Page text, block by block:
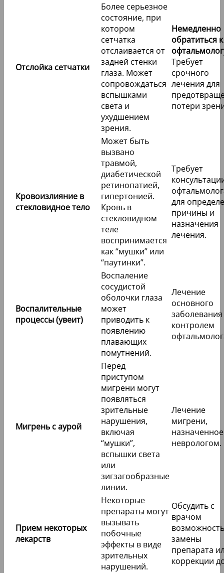
Отслойка сетчатки
Более серьезное
состояние, при
котором
сетчатка
отслаивается от
задней стенки
глаза. Может
сопровождаться
вспышками
света и
ухудшением
зрения.
Немедленно
обратиться к
Требует
срочного
лечения для
потери
Кровоизлияние в
стекловидное тело
Может быть
вызвано
травмой,
диабетической
ретинопатией,
гипертонией.
Кровь в
стекловидном
теле
воспринимается
как “мушки” или
“паутинки”.
Требует
для
причины и
назначения
лечения.
Воспалительные
процессы (увеит)
Воспаление
сосудистой
оболочки глаза
может
приводить к
появлению
плавающих
помутнений.
Лечение
основного
контролем
Мигрень с аурой
Перед
приступом
мигрени могут
появляться
зрительные
нарушения,
включая
“мушки”,
вспышки света
или
зигзагообразные
линии.
Лечение
мигрени,
назначенное
неврологом.
Прием некоторых
лекарств
Некоторые
препараты могут
вызывать
побочные
эффекты в виде
зрительных
нарушений.
Обсудить с
врачом
возможность
замены
препарата
коррекции